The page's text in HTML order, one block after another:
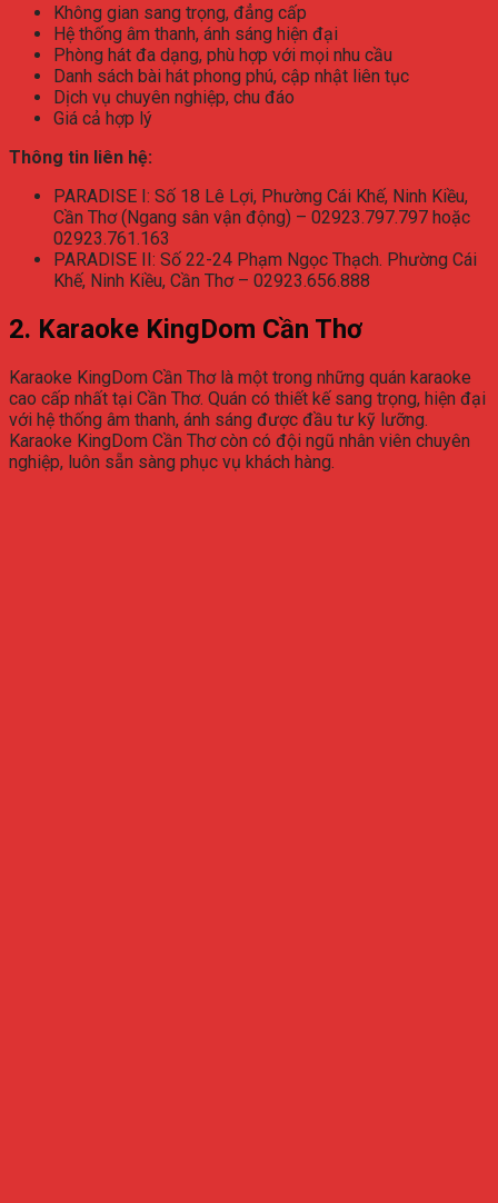
Không gian sang trọng, đẳng cấp
Hệ thống âm thanh, ánh sáng hiện đại
Phòng hát đa dạng, phù hợp với mọi nhu cầu
Danh sách bài hát phong phú, cập nhật liên tục
Dịch vụ chuyên nghiệp, chu đáo
Giá cả hợp lý
Thông tin liên hệ:
PARADISE I: Số 18 Lê Lợi, Phường Cái Khế, Ninh Kiều,
Cần Thơ (Ngang sân vận động) – 02923.797.797 hoặc
02923.761.163
PARADISE II: Số 22-24 Phạm Ngọc Thạch. Phường Cái
Khế, Ninh Kiều, Cần Thơ – 02923.656.888
2. Karaoke KingDom Cần Thơ
Karaoke KingDom Cần Thơ là một trong những quán karaoke
cao cấp nhất tại Cần Thơ. Quán có thiết kế sang trọng, hiện đại
với hệ thống âm thanh, ánh sáng được đầu tư kỹ lưỡng.
Karaoke KingDom Cần Thơ còn có đội ngũ nhân viên chuyên
nghiệp, luôn sẵn sàng phục vụ khách hàng.